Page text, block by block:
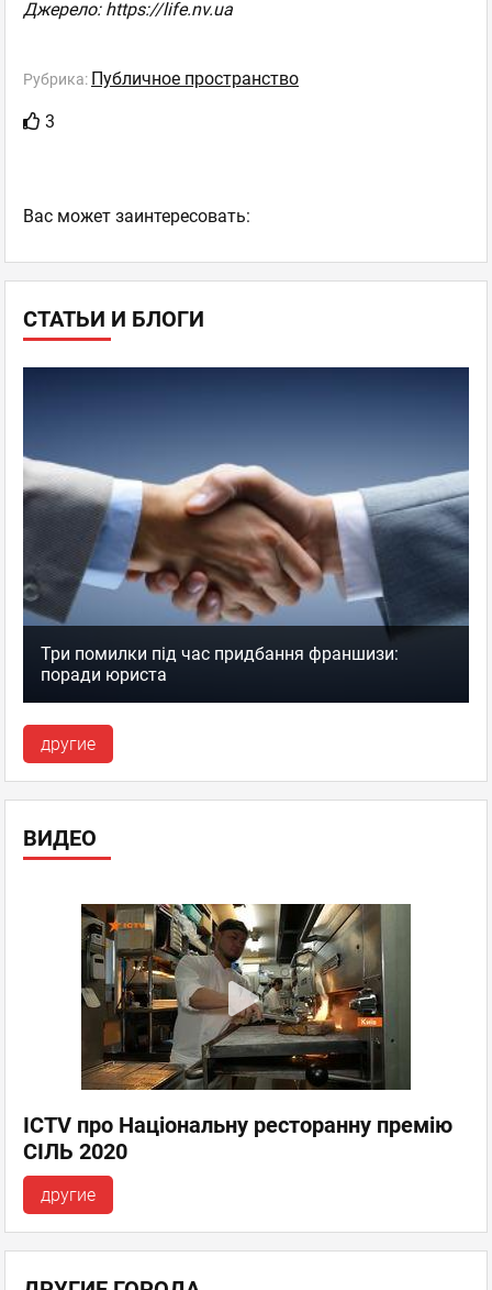
СТАТЬИ И БЛОГИ
Три помилки під час придбання франшизи:
поради юриста
другие
ВИДЕО
ICTV про Національну ресторанну премію
СІЛЬ 2020
другие
Джерело: https://life.nv.ua
Рубрика: Публичное пространство
3
Ваc может заинтересовать: